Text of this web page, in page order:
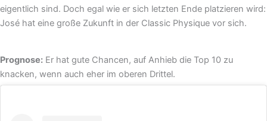
eigentlich sind. Doch egal wie er sich letzten Ende platzieren wird:
José hat eine große Zukunft in der Classic Physique vor sich.
Prognose: Er hat gute Chancen, auf Anhieb die Top 10 zu
knacken, wenn auch eher im oberen Drittel.